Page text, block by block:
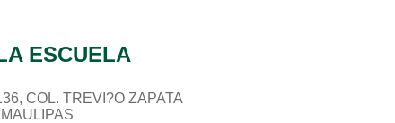
ESCUELA
COL. TREVI?O ZAPATA